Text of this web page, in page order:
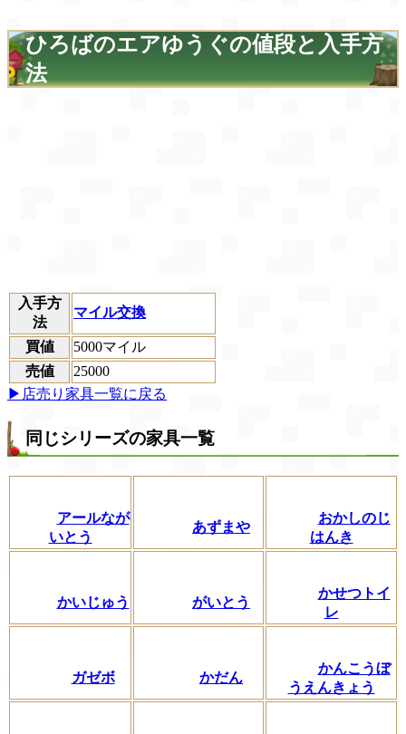
ひろばのエアゆうぐの値段と入手方
法
入手方
法
マイル交換
買値
5000マイル
売値
25000
▶店売り家具一覧に戻る
同じシリーズの家具一覧
アールなが
いとう
あずまや
おかしのじ
はんき
かいじゅう がいとう
かせつトイ
レ
ガゼボ かだん
かんこうぼ
うえんきょう